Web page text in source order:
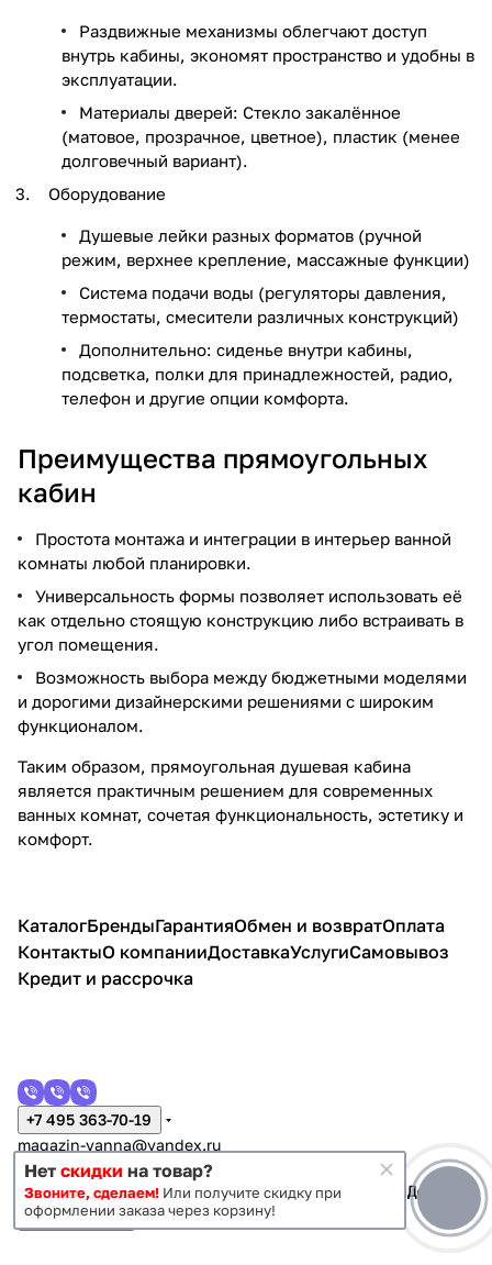
Раздвижные механизмы облегчают доступ
внутрь кабины, экономят пространство и удобны в
эксплуатации.
Материалы дверей: Стекло закалённое
(матовое, прозрачное, цветное), пластик (менее
долговечный вариант).
Оборудование
Душевые лейки разных форматов (ручной
режим, верхнее крепление, массажные функции)
Система подачи воды (регуляторы давления,
термостаты, смесители различных конструкций)
Дополнительно: сиденье внутри кабины,
подсветка, полки для принадлежностей, радио,
телефон и другие опции комфорта.
Преимущества прямоугольных
кабин
Простота монтажа и интеграции в интерьер ванной
комнаты любой планировки.
Универсальность формы позволяет использовать её
как отдельно стоящую конструкцию либо встраивать в
угол помещения.
Возможность выбора между бюджетными моделями
и дорогими дизайнерскими решениями с широким
функционалом.
Таким образом, прямоугольная душевая кабина
является практичным решением для современных
ванных комнат, сочетая функциональность, эстетику и
комфорт.
КаталогБрендыГарантияОбмен и возвратОплата
КонтактыО компанииДоставкаУслугиСамовывоз
Кредит и рассрочка
+7 495 363-70-19
magazin-vanna@yandex.ru
г. Москва, Митино, улица Пятницкое шоссе 47
Темная тема Конфиденциальность
Нет скидки на товар?
Звоните, сделаем! Или получите скидку при
оформлении заказа через корзину!